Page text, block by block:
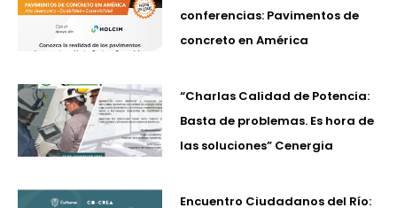
conferencias: Pavimentos de
concreto en América
“Charlas Calidad de Potencia:
Basta de problemas. Es hora de
las soluciones” Cenergia
Encuentro Ciudadanos del Río: